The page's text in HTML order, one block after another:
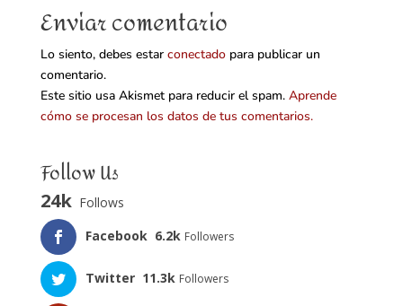
Enviar comentario
Lo siento, debes estar conectadopara publicar un
comentario.
Este sitio usa Akismet para reducir el spam. Aprende
cómo se procesan los datos de tus comentarios.
Follow Us
24k Follows
Facebook 6.2k Followers
Twitter 11.3k Followers